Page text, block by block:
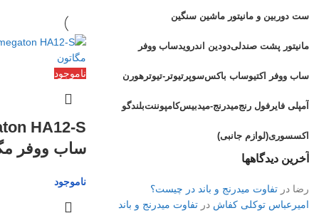
ست دوربین و مانیتور ماشین سنگین
مانیتور پشت صندلیدودین اندرویدساب ووفر
ساب ووفر اکتیوساب باکسسوپرتیوتر-تیوتر هورن
آمپلی فایر فول رنجمیدرنج-میدبیسکامپوننتبلندگو
اکسسوری(لوازم جانبی)
آخرین دیدگاهها
رضا در تفاوت میدرنج و باند در چیست؟
امیرعباس توکلی کفاش در تفاوت میدرنج و باند
ناموجود
HA12-S
ساب ووفر
ناموجود